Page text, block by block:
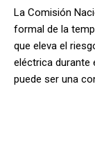
La Comisión
formal de la
que eleva el
eléctrica durante
puede ser una